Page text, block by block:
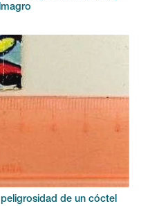
de un cóctel